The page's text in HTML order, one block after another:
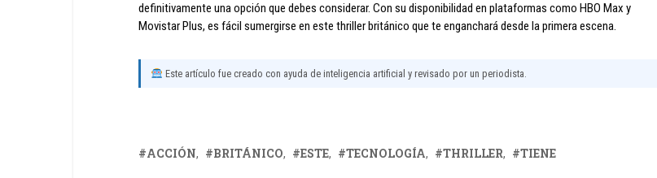
definitivamente una opción que debes considerar. Con su disponibilidad en plataformas como HBO Max y
Movistar Plus, es fácil sumergirse en este thriller británico que te enganchará desde la primera escena.
Este artículo fue creado con ayuda de inteligencia artificial y revisado por un periodista.
ACCIÓN BRITÁNICO ESTE TECNOLOGÍA THRILLER TIENE